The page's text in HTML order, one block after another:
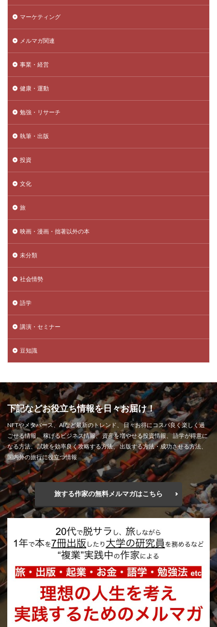
マーケティング
メルマガ関連
事業・経営
健康・運動
勉強・リサーチ
執筆・出版
投資
文化
旅
映画・漫画・拙著以外の本
未分類
社会情勢
語学
講演・セミナー
豆知識
下記などお役立ち情報を日々お届け！
NFTやメタバース、AIなど最新のトレンド、 日々お得にコスパ良く楽しく過
ごせる情報、 稼げるビジネス情報、 資産を増やせる投資情報、 語学が得意に
なる方法、 試験を効率良く攻略する方法、 出版する方法・成功させる方法、
国内外の旅行に役立つ情報
旅する作家の無料メルマガはこちら